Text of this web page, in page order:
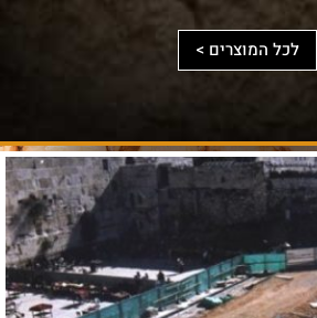
ומנהרותיו.
טופוגרפי
בסביבת
הוספה
לסף
לכל המוצרים >